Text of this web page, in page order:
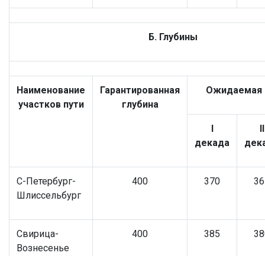
Б. Глубины
Наименование
участков пути
Гарантированная
глубина
Ожидаемая
I
декада
II
С-Петербург-
Шлиссельбург
400 370
Свирица-
Вознесенье
400 385